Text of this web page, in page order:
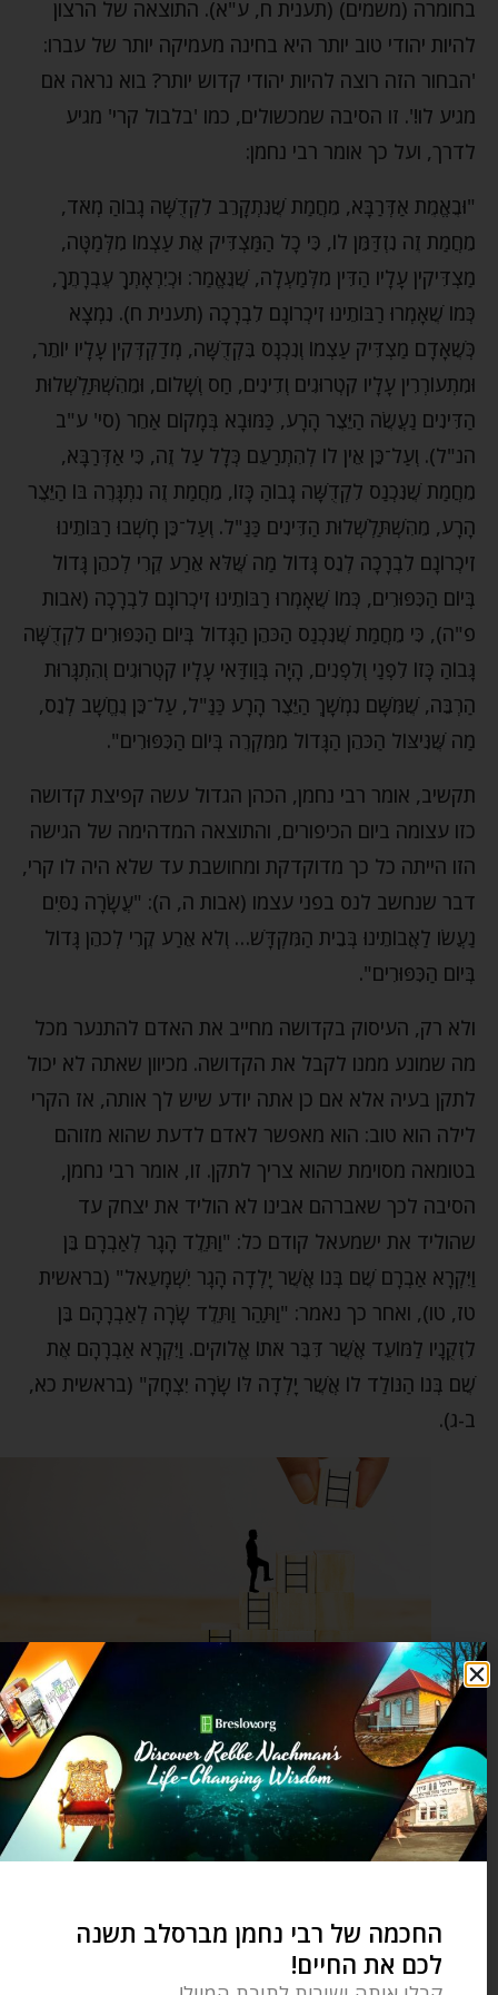
בחומרה (משמים) (תענית ח, ע"א). התוצאה של הרצון
להיות יהודי טוב יותר היא בחינה מעמיקה יותר של עברו:
'הבחור הזה רוצה להיות יהודי קדוש יותר? בוא נראה אם
מגיע לו!'. זו הסיבה שמכשולים, כמו 'בלבול קרי' מגיע
לדרך, ועל כך אומר רבי נחמן:
"וּבֶאֱמֶת אַדְּרַבָּא, מֵחֲמַת שֶׁנִּתְקָרֵב לִקְדֻשָּׁה גָבוֹהַ מְאֹד,
מֵחֲמַת זֶה נִזְדַּמֵּן לוֹ, כִּי כָל הַמַּצְדִּיק אֶת עַצְמוֹ מִלְּמַטָּה,
מַצְדִּיקִין עָלָיו הַדִּין מִלְּמַעְלָה, שֶׁנֶּאֱמַר: וּכְיִרְאָתְךָ עֶבְרָתֶךָ,
כְּמוֹ שֶׁאָמְרוּ רַבּוֹתֵינוּ זִיכְרוֹנָם לִבְרָכָה (תענית ח). נִמְצָא
כְּשֶׁאָדָם מַצְדִּיק עַצְמוֹ וְנִכְנָס בִּקְדֻשָּׁה, מְדַקְדְּקִין עָלָיו יוֹתֵר,
וּמִתְעוֹרְרִין עָלָיו קִטְרוּגִים וְדִינִים, חַס וְשָׁלוֹם, וּמֵהִשְׁתַּלְשְׁלוּת
הַדִּינִים נַעֲשֶׂה הַיֵּצֶר הָרָע, כַּמּוּבָא בְּמָקוֹם אַחֵר (סי' ע"ב
הנ"ל). וְעַל־כֵּן אֵין לוֹ לְהִתְרַעֵם כְּלָל עַל זֶה, כִּי אַדְּרַבָּא,
מֵחֲמַת שֶׁנִּכְנַס לִקְדֻשָּׁה גָבוֹהַ כָּזוֹ, מֵחֲמַת זֶה נִתְגָּרֶה בּוֹ הַיֵּצֶר
הָרָע, מֵהִשְׁתַּלְשְׁלוּת הַדִּינִים כַּנַּ"ל. וְעַל־כֵּן חָשְׁבוּ רַבּוֹתֵינוּ
זִיכְרוֹנָם לִבְרָכָה לְנֵס גָּדוֹל מַה שֶּׁלֹּא אֵרַע קֶרִי לְכֹהֵן גָּדוֹל
בְּיוֹם הַכִּפּוּרִים, כְּמוֹ שֶׁאָמְרוּ רַבּוֹתֵינוּ זִיכְרוֹנָם לִבְרָכָה (אבות
פ"ה), כִּי מֵחֲמַת שֶׁנִּכְנַס הַכֹּהֵן הַגָּדוֹל בְּיוֹם הַכִּפּוּרִים לִקְדֻשָּׁה
גָּבוֹהַ כָּזוֹ לִפְנַי וְלִפְנִים, הָיָה בְּוַודַּאי עָלָיו קִטְרוּגִים וְהִתְגָּרוּת
הַרְבֵּה, שֶׁמִּשָּׁם נִמְשָׁךְ הַיֵּצֶר הָרָע כַּנַּ"ל, עַל־כֵּן נֶחֱשָׁב לְנֵס,
מַה שֶּׁנִּיצּוֹל הַכֹּהֵן הַגָּדוֹל מִמִּקְרֶה בְּיוֹם הַכִּפּוּרִים".
תקשיב, אומר רבי נחמן, הכהן הגדול עשה קפיצת קדושה
כזו עצומה ביום הכיפורים, והתוצאה המדהימה של הגישה
הזו הייתה כל כך מדוקדקת ומחושבת עד שלא היה לו קרי,
דבר שנחשב לנס בפני עצמו (אבות ה, ה): "עֲשָׂרָה נִסִּים
נַעֲשׂו לַאֲבוֹתֵינוּ בְּבֵית הַמִּקְדָּשׁ… וְלֹא אֵרַע קֶרִי לְכֹהֵן גָּדוֹל
בְּיוֹם הַכִּפּוּרִים".
ולא רק, העיסוק בקדושה מחייב את האדם להתנער מכל
מה שמונע ממנו לקבל את הקדושה. מכיוון שאתה לא יכול
לתקן בעיה אלא אם כן אתה יודע שיש לך אותה, אז הקרי
לילה הוא טוב: הוא מאפשר לאדם לדעת שהוא מזוהם
בטומאה מסוימת שהוא צריך לתקן. זו, אומר רבי נחמן,
הסיבה לכך שאברהם אבינו לא הוליד את יצחק עד
שהוליד את ישמעאל קודם כל: "וַתֵּלֶד הָגָר לְאַבְרָם בֵּן
וַיִּקְרָא אַבְרָם שֶׁם בְּנוֹ אֲשֶׁר יָלְדָה הָגָר יִשְׁמָעֵאל" (בראשית
טז, טו), ואחר כך נאמר: "וַתַּהַר וַתֵּלֶד שָׂרָה לְאַבְרָהָם בֵּן
לִזְקֻנָיו לַמּוֹעֵד אֲשֶׁר דִּבֶּר אֹתוֹ אֱלוקים. וַיִּקְרָא אַבְרָהָם אֶת
שֶׁם בְּנוֹ הַנּוֹלַד לוֹ אֲשֶׁר יָלְדָה לּוֹ שָׂרָה יִצְחָק" (בראשית כא,
ב-ג).
שום דבר לא מובן מאליו, הכל תוצאה של ההתקדמות שלך!
"וְעַתָּה רְאֵה וְהָבֵן" ממשיך רבי נחמן ואומר לנו, "אֵיךְ יְבַלְבֵּל
אֶת הָאָדָם עִנְיָן הַנַּ"ל, וְכִי יֵשׁ לוֹ לְהִתְרַעֵם עַל שֶׁלֹּא הָיָה לוֹ
נֵס כְּמוֹ לַכֹּהֵן הַגָּדוֹל בְּיוֹם הַכִּפּוּרִים, גַּם דַּע, שֶׁלִּפְעָמִים יֵשׁ
בְּאָדָם טֻמְאָה טְמוּנָה, שֶׁאֵין יוֹדְעִין לָהּ שׁוּם תִּיקּוּן, מֵחֲמַת
כְּשֶׁמִּתְקָרֵב אֶל הַקְּדֻשָּׁה, כִּי יוֹצֵאת מִמֶּנּוּ הַטֻּמְאָה הַטְּמוּנָה
הַנַּ"ל, כִּי אֲזַי כְּשֶׁיּוֹצֵאת, יְכוֹלִין לִמְצֹא לָהּ תִּיקּוּן, מַה שֶּׁאֵין כֵּן
החכמה של רבי נחמן מברסלב תשנה
לכם את החיים!